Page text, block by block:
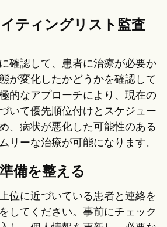
ティングリスト監査
確認して、患者に治療が必要か
が変化したかどうかを確認して
的なアプローチにより、現在の
いて優先順位付けとスケジュー
、病状が悪化した可能性のある
リーな治療が可能になります。
備を整える
位に近づいている患者と連絡を
してください。事前にチェック